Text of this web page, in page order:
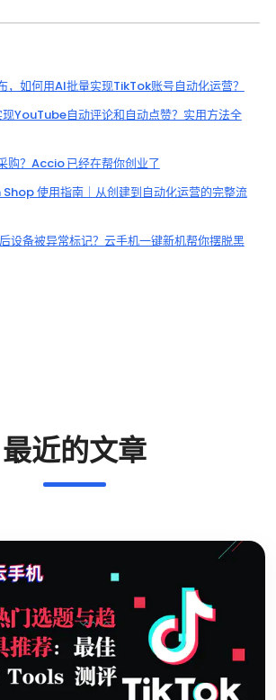
，如何用AI批量实现TikTok账号自动化运营？
YouTube自动评论和自动点赞？实用方法全
购？Accio 已经在帮你创业了
使用指南｜从创建到自动化运营的完整流
设备被异常标记？云手机一键新机帮你摆脱黑
最近的文章